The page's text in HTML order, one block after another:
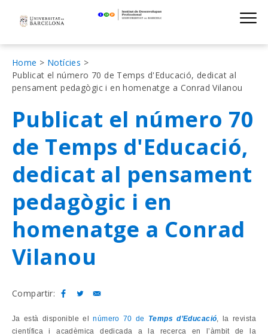
navigation
Institut de
Fil
d'Ariadna
Home
Notícies
Publicat el número 70 de Temps d'Educació, dedicat al
pensament pedagògic i en homenatge a Conrad Vilanou
Publicat el número 70
de Temps d'Educació,
dedicat al pensament
pedagògic i en
homenatge a Conrad
Vilanou
Compartir:
Ja està disponible elnúmero 70 de Temps d’Educació, la revista
científica i acadèmica dedicada a la recerca en l’àmbit de la